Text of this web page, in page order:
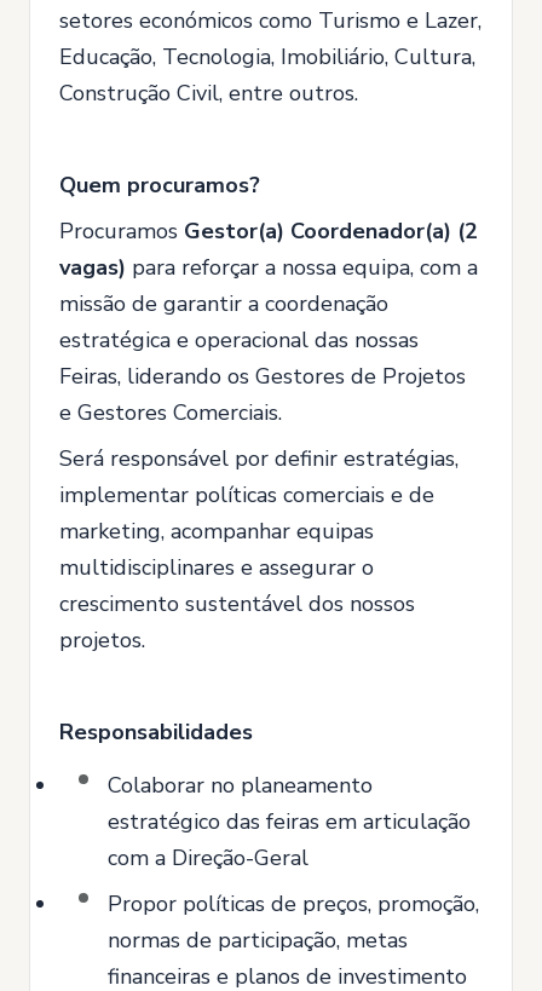
setores económicos como Turismo e Lazer,
Educação, Tecnologia, Imobiliário, Cultura,
Construção Civil, entre outros.
Quem procuramos?
Procuramos Gestor(a) Coordenador(a) (2
vagas) para reforçar a nossa equipa, com a
missão de garantir a coordenação
estratégica e operacional das nossas
Feiras, liderando os Gestores de Projetos
e Gestores Comerciais.
Será responsável por definir estratégias,
implementar políticas comerciais e de
marketing, acompanhar equipas
multidisciplinares e assegurar o
crescimento sustentável dos nossos
projetos.
Responsabilidades
Colaborar no planeamento
estratégico das feiras em articulação
com a Direção-Geral
Propor políticas de preços, promoção,
normas de participação, metas
financeiras e planos de investimento